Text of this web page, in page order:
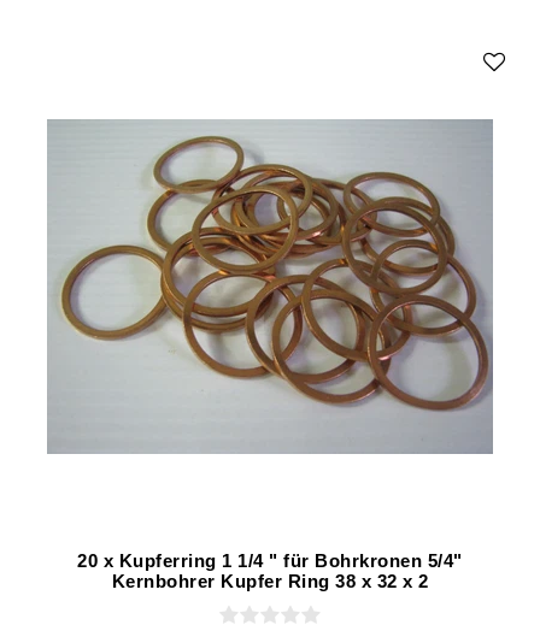
20 x Kupferring 1 1/4 " für Bohrkronen 5/4"
Kernbohrer Kupfer Ring 38 x 32 x 2